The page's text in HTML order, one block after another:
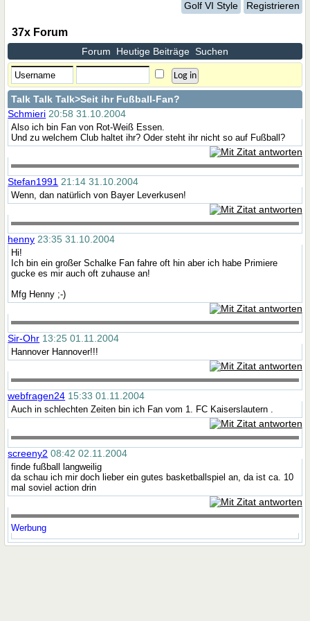
Golf VI Style Registrieren
37x Forum
Forum Heutige Beiträge Suchen
Talk Talk Talk>Seit ihr Fußball-Fan?
Schmieri 20:58 31.10.2004
Also ich bin Fan von Rot-Weiß Essen.
Und zu welchem Club haltet ihr? Oder steht ihr nicht so auf Fußball?
Stefan1991 21:14 31.10.2004
Wenn, dan natürlich von Bayer Leverkusen!
henny 23:35 31.10.2004
Hi!
Ich bin ein großer Schalke Fan fahre oft hin aber ich habe Primiere
gucke es mir auch oft zuhause an!
Mfg Henny ;-)
Sir-Ohr 13:25 01.11.2004
Hannover Hannover!!!
webfragen24 15:33 01.11.2004
Auch in schlechten Zeiten bin ich Fan vom 1. FC Kaiserslautern .
screeny2 08:42 02.11.2004
finde fußball langweilig
da schau ich mir doch lieber ein gutes basketballspiel an, da ist ca. 10
mal soviel action drin
Werbung